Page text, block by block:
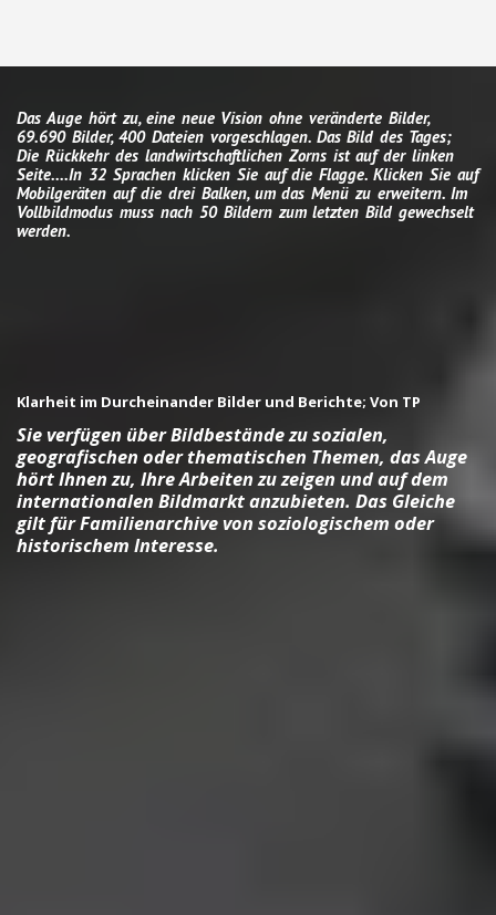
Das Auge hört zu, eine neue Vision ohne veränderte Bilder,
69.690 Bilder, 400 Dateien vorgeschlagen. Das Bild des Tages;
Die Rückkehr des landwirtschaftlichen Zorns ist auf der linken
Seite....In 32 Sprachen klicken Sie auf die Flagge. Klicken Sie auf
Mobilgeräten auf die drei Balken, um das Menü zu erweitern. Im
Vollbildmodus muss nach 50 Bildern zum letzten Bild gewechselt
werden.
Klarheit im Durcheinander Bilder und Berichte; Von TP
Sie verfügen über Bildbestände zu sozialen,
geografischen oder thematischen Themen, das Auge
hört Ihnen zu, Ihre Arbeiten zu zeigen und auf dem
internationalen Bildmarkt anzubieten. Das Gleiche
gilt für Familienarchive von soziologischem oder
historischem Interesse.